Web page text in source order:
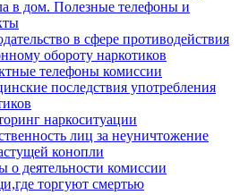
в дом. Полезные телефоны и
в сфере противодействия
обороту наркотиков
телефоны комиссии
последствия употребления
наркоситуации
лиц за неуничтожение
конопли
о деятельности комиссии
торгуют смертью